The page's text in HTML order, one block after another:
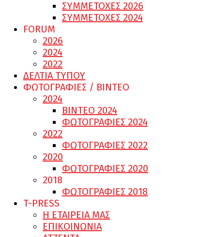
ΣΥΜΜΕΤΟΧΕΣ 2026
ΣΥΜΜΕΤΟΧΕΣ 2024
FORUM
2026
2024
2022
ΔΕΛΤΙΑ ΤΥΠΟΥ
ΦΩΤΟΓΡΑΦΙΕΣ / ΒΙΝΤΕΟ
2024
ΒΙΝΤΕΟ 2024
ΦΩΤΟΓΡΑΦΙΕΣ 2024
2022
ΦΩΤΟΓΡΑΦΙΕΣ 2022
2020
ΦΩΤΟΓΡΑΦΙΕΣ 2020
2018
ΦΩΤΟΓΡΑΦΙΕΣ 2018
T-PRESS
Η ΕΤΑΙΡΕΙΑ ΜΑΣ
ΕΠΙΚΟΙΝΩΝΙΑ